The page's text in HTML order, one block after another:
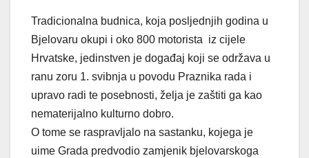
Tradicionalna budnica, koja posljednjih godina u
Bjelovaru okupi i oko 800 motorista iz cijele
Hrvatske, jedinstven je događaj koji se održava u
ranu zoru 1. svibnja u povodu Praznika rada i
upravo radi te posebnosti, želja je zaštiti ga kao
nematerijalno kulturno dobro.
O tome se raspravljalo na sastanku, kojega je
uime Grada predvodio zamjenik bjelovarskoga